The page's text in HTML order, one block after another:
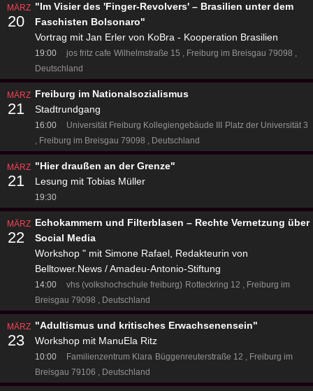
MÄRZ
20
"Im Visier des 'Finger-Revolvers' – Brasilien unter dem
Faschisten Bolsonaro"
Vortrag mit Jan Erler von KoBra - Kooperation Brasilien
19:00 jos fritz cafe Wilhelmstraße 15
Freiburg im Breisgau 79098
Deutschland
MÄRZ
21
Freiburg im Nationalsozialismus
Stadtrundgang
16:00 Universität Freiburg Kollegiengebäude III
Platz der Universität 3
Freiburg im Breisgau 79098
Deutschland
MÄRZ
21
"Hier draußen an der Grenze"
Lesung mit Tobias Müller
19:30
MÄRZ
22
Echokammern und Filterblasen – Rechte Vernetzung über
Social Media
Workshop " mit Simone Rafael, Redakteurin von
Belltower.News / Amadeu-Antonio-Stiftung
14:00 vhs (volkshochschule freiburg) Rotteckring 12
Freiburg im
Breisgau 79098
Deutschland
MÄRZ
23
"Adultismus und kritisches Erwachsenensein"
Workshop mit ManuEla Ritz
10:00 Familienzentrum Klara Büggenreuterstraße 12
Freiburg im
Breisgau 79106
Deutschland